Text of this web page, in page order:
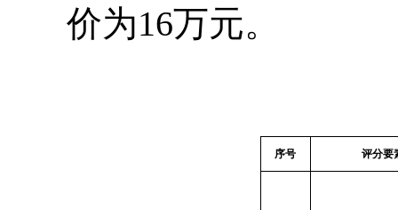
价为16万元。
序号 评分要